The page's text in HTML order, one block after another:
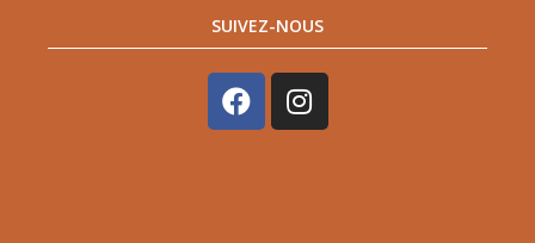
SUIVEZ-NOUS